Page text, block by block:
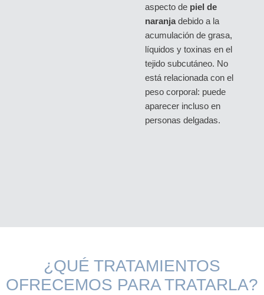
aspecto de piel de
naranjadebido a la
acumulación de grasa,
líquidos y toxinas en el
tejido subcutáneo. No
está relacionada con el
peso corporal: puede
aparecer incluso en
personas delgadas.
¿QUÉ TRATAMIENTOS
OFRECEMOS PARA TRATARLA?